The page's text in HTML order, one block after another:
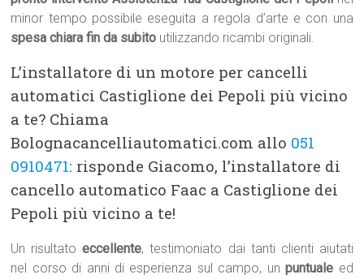
minor tempo possibile eseguita a regola d’arte e con una
spesa chiara fin da subito utilizzando ricambi originali.
L’installatore di un motore per cancelli
automatici Castiglione dei Pepoli più vicino
a te? Chiama
Bolognacancelliautomatici.com allo 051
0910471: risponde Giacomo, l’installatore di
cancello automatico Faac a Castiglione dei
Pepoli più vicino a te!
Un risultatoeccellente, testimoniato dai tanti clienti aiutati
nel corso di anni di esperienza sul campo, unpuntuale ed